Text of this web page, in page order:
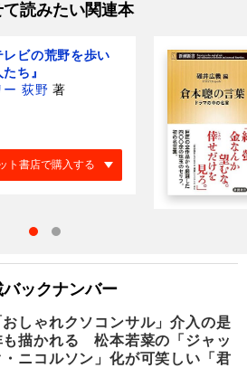
て読みたい関連本
レビの荒野を歩い
ち』
ー 荻野 著
ト書店で購入する
バックナンバー
おしゃれクソコンサル」介入の是
も描かれる 松本若菜の「ジャッ
・ニコルソン」化が可笑しい「君